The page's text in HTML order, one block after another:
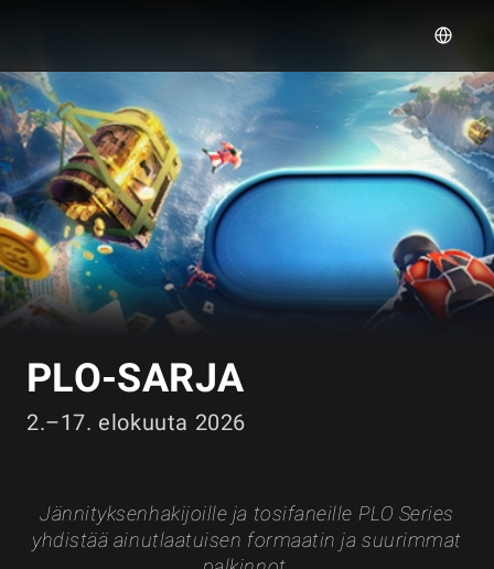
PLO-SARJA
2.–17. elokuuta 2026
Jännityksenhakijoille ja tosifaneille PLO Series
yhdistää ainutlaatuisen formaatin ja suurimmat